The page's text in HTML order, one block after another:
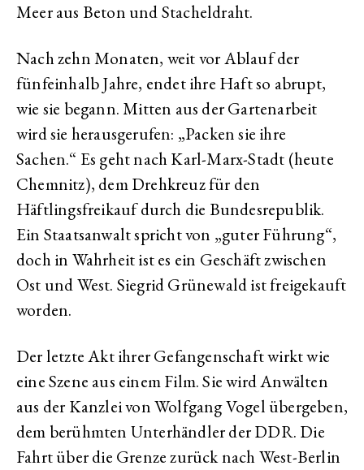
Meer aus Beton und Stacheldraht.
Nach zehn Monaten, weit vor Ablauf der
fünfeinhalb Jahre, endet ihre Haft so abrupt,
wie sie begann. Mitten aus der Gartenarbeit
wird sie herausgerufen: „Packen sie ihre
Sachen.“ Es geht nach Karl-Marx-Stadt (heute
Chemnitz), dem Drehkreuz für den
Häftlingsfreikauf durch die Bundesrepublik.
Ein Staatsanwalt spricht von „guter Führung“,
doch in Wahrheit ist es ein Geschäft zwischen
Ost und West. Siegrid Grünewald ist freigekauft
worden.
Der letzte Akt ihrer Gefangenschaft wirkt wie
eine Szene aus einem Film. Sie wird Anwälten
aus der Kanzlei von Wolfgang Vogel übergeben,
dem berühmten Unterhändler der DDR. Die
Fahrt über die Grenze zurück nach West-Berlin